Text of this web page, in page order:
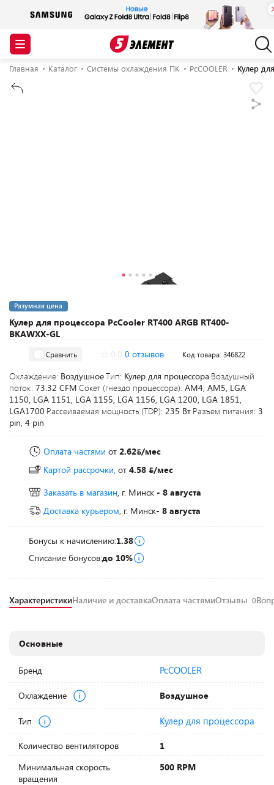
Главная Каталог Системы охлаждения ПК PcCOOLER Кулер
Кулер для процессора PcCooler RT400 ARGB RT400-
BKAWXX-GL
Разумная цена
Сравнить 0 отзывов Код товара: 346822
Охлаждение: ВоздушноеТип: Кулер для процессора Воздушный
поток: 73.32 CFM Сокет (гнездо процессора): AM4, AM5, LGA
1150, LGA 1151, LGA 1155, LGA 1156, LGA 1200, LGA 1851,
LGA1700 Рассеиваемая мощность (TDP): 235 Вт Разъем питания: 3
pin, 4 pin
Оплата частями от 2.62 /мес
Картой рассрочки, от 4.58
/мес
Заказать в магазин, г. Минск - 8 августа
Доставка курьером, г. Минск- 8 августа
Бонусы к начислению:1.38
Списание бонусов:до 10%
ХарактеристикиНаличие и доставкаОплата частямиОтзывы 0
Основные
Бренд PcCOOLER
Охлаждение Воздушное
Тип Кулер для процессора
Количество вентиляторов
1
Минимальная скорость
вращения
500 RPM